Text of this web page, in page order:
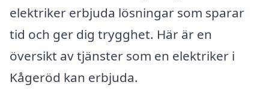
elektriker erbjuda lösningar som sparar
tid och ger dig trygghet. Här är en
översikt av tjänster som en elektriker i
Kågeröd kan erbjuda.